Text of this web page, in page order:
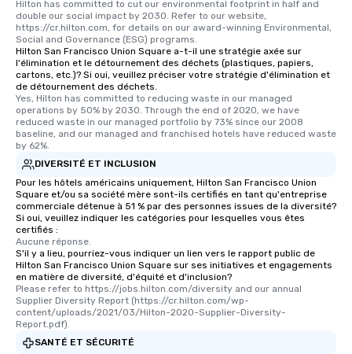
Hilton has committed to cut our environmental footprint in half and
double our social impact by 2030. Refer to our website,
https://cr.hilton.com, for details on our award-winning Environmental,
Social and Governance (ESG) programs.
Hilton San Francisco Union Square a-t-il une stratégie axée sur
l'élimination et le détournement des déchets (plastiques, papiers,
cartons, etc.)? Si oui, veuillez préciser votre stratégie d'élimination et
de détournement des déchets.
Yes, Hilton has committed to reducing waste in our managed
operations by 50% by 2030. Through the end of 2020, we have
reduced waste in our managed portfolio by 73% since our 2008
baseline, and our managed and franchised hotels have reduced waste
by 62%.
DIVERSITÉ ET INCLUSION
Pour les hôtels américains uniquement, Hilton San Francisco Union
Square et/ou sa société mère sont-ils certifiés en tant qu'entreprise
commerciale détenue à 51 % par des personnes issues de la diversité?
Si oui, veuillez indiquer les catégories pour lesquelles vous êtes
certifiés :
Aucune réponse.
S'il y a lieu, pourriez-vous indiquer un lien vers le rapport public de
Hilton San Francisco Union Square sur ses initiatives et engagements
en matière de diversité, d'équité et d'inclusion?
Please refer to https://jobs.hilton.com/diversity and our annual
Supplier Diversity Report (https://cr.hilton.com/wp-
content/uploads/2021/03/Hilton-2020-Supplier-Diversity-
Report.pdf).
SANTÉ ET SÉCURITÉ